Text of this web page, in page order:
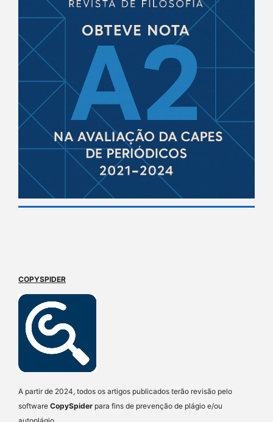
COPYSPIDER
A partir de 2024, todos os artigos publicados terão revisão pelo
software CopySpider para fins de prevenção de plágio e/ou